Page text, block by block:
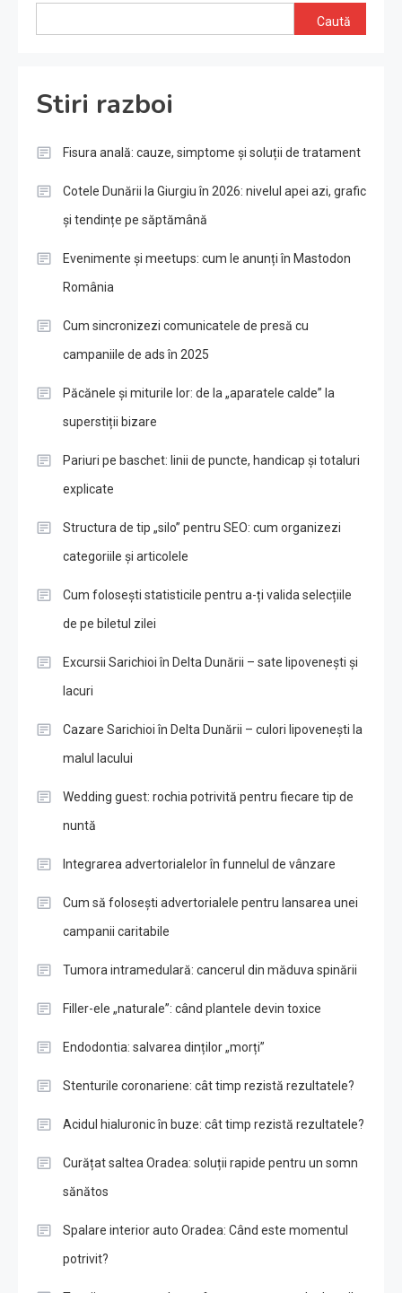
Caută
Stiri razboi
Fisura anală: cauze, simptome și soluții de tratament
Cotele Dunării la Giurgiu în 2026: nivelul apei azi, grafic
și tendințe pe săptămână
Evenimente și meetups: cum le anunți în Mastodon
România
Cum sincronizezi comunicatele de presă cu
campaniile de ads în 2025
Păcănele și miturile lor: de la „aparatele calde” la
superstiții bizare
Pariuri pe baschet: linii de puncte, handicap și totaluri
explicate
Structura de tip „silo” pentru SEO: cum organizezi
categoriile și articolele
Cum folosești statisticile pentru a-ți valida selecțiile
de pe biletul zilei
Excursii Sarichioi în Delta Dunării – sate lipovenești și
lacuri
Cazare Sarichioi în Delta Dunării – culori lipovenești la
malul lacului
Wedding guest: rochia potrivită pentru fiecare tip de
nuntă
Integrarea advertorialelor în funnelul de vânzare
Cum să folosești advertorialele pentru lansarea unei
campanii caritabile
Tumora intramedulară: cancerul din măduva spinării
Filler-ele „naturale”: când plantele devin toxice
Endodontia: salvarea dinților „morți”
Stenturile coronariene: cât timp rezistă rezultatele?
Acidul hialuronic în buze: cât timp rezistă rezultatele?
Curățat saltea Oradea: soluții rapide pentru un somn
sănătos
Spalare interior auto Oradea: Când este momentul
potrivit?